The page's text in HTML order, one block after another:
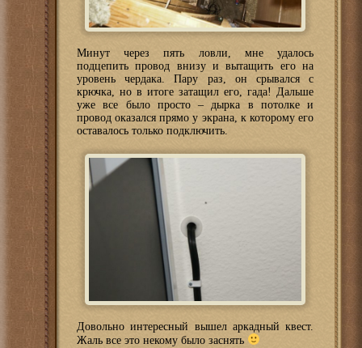
Минут через пять ловли, мне удалось
подцепить провод внизу и вытащить его на
уровень чердака. Пару раз, он срывался с
крючка, но в итоге затащил его, гада! Дальше
уже все было просто – дырка в потолке и
провод оказался прямо у экрана, к которому его
оставалось только подключить.
Довольно интересный вышел аркадный квест.
Жаль все это некому было заснять